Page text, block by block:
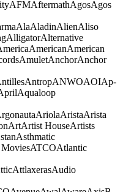
AFMAftermathAgosAgos
AlaAladinAlienAliso
AlligatorAlternative
AmericanAmerican
AmuletAnchorAnchor
AntropANWOAOIAp-
Aqualoop
AriolaAristaArista
ArtArtist HouseArtists
Asthmatic
ATCOAtlantic
AttlaxerasAudio